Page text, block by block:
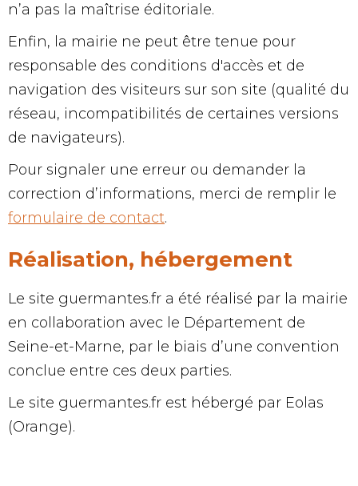
n’a pas la maîtrise éditoriale.
Enfin, la mairie ne peut être tenue pour
responsable des conditions d'accès et de
navigation des visiteurs sur son site (qualité du
réseau, incompatibilités de certaines versions
de navigateurs).
Pour signaler une erreur ou demander la
correction d’informations, merci de remplir le
formulaire de contact.
Réalisation, hébergement
Le site guermantes.fr a été réalisé par la mairie
en collaboration avec le Département de
Seine-et-Marne, par le biais d’une convention
conclue entre ces deux parties.
Le site guermantes.fr est hébergé par Eolas
(Orange).